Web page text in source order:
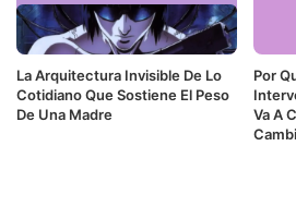
La Arquitectura Invisible De Lo
Cotidiano Que Sostiene El Peso
De Una Madre
Por
Va A